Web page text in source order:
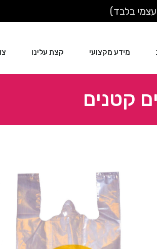
מידע מקצועי קצת עלינו
קטנים